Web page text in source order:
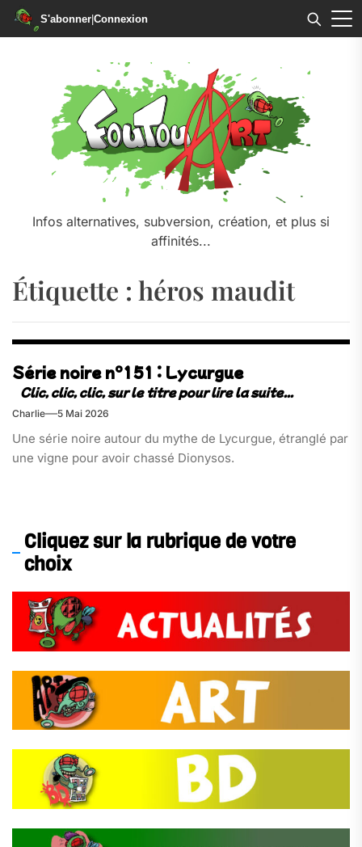
S'abonner|Connexion
Infos alternatives, subversion, création, et plus si
affinités...
Étiquette : héros maudit
Série noire n°151 : Lycurgue
Charlie 5 Mai 2026
Une série noire autour du mythe de Lycurgue, étranglé par
une vigne pour avoir chassé Dionysos.
Cliquez sur la rubrique de votre
choix